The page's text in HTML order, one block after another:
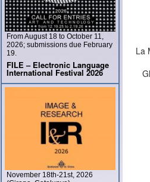
La
From August 18 to October 11,
2026; submissions due February
19.
FILE – Electronic Language
International Festival 2026
November 18th-21st, 2026